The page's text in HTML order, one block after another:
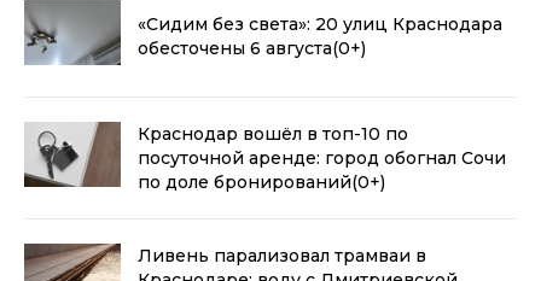
«Сидим без света»: 20 улиц Краснодара
обесточены 6 августа(0+)
Краснодар вошёл в топ-10 по
посуточной аренде: город обогнал Сочи
по доле бронирований(0+)
Ливень парализовал трамваи в